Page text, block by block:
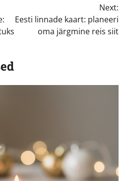
Next:
Eesti linnade kaart: planeeri
oma järgmine reis siit